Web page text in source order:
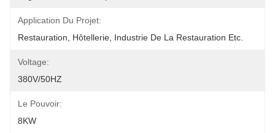
Application Du Projet:
Restauration, Hôtellerie, Industrie De La Restauration Etc.
Voltage:
380V/50HZ
Le Pouvoir:
8KW